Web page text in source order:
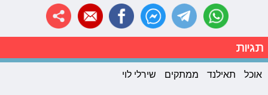
תגיות
אוכל תאילנד ממתקים שירלי לוי